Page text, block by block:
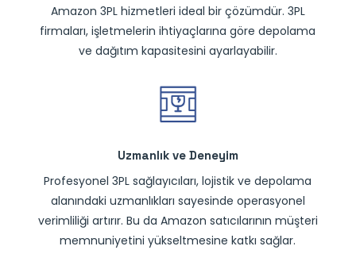
Amazon 3PL hizmetleri ideal bir çözümdür. 3PL
firmaları, işletmelerin ihtiyaçlarına göre depolama
ve dağıtım kapasitesini ayarlayabilir.
Uzmanlık ve Deneyim
Profesyonel 3PL sağlayıcıları, lojistik ve depolama
alanındaki uzmanlıkları sayesinde operasyonel
verimliliği artırır. Bu da Amazon satıcılarının müşteri
memnuniyetini yükseltmesine katkı sağlar.